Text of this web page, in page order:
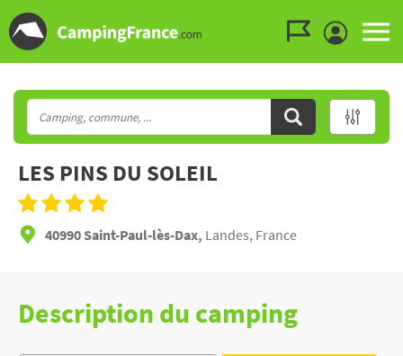
LES PINS DU SOLEIL
40990 Saint-Paul-lès-Dax, Landes, France
Description du camping